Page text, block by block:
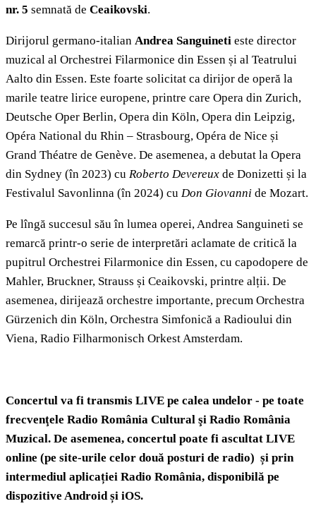
nr. 5 semnată de Ceaikovski.
Dirijorul germano-italian Andrea Sanguineti este director
muzical al Orchestrei Filarmonice din Essen și al Teatrului
Aalto din Essen. Este foarte solicitat ca dirijor de operă la
marile teatre lirice europene, printre care Opera din Zurich,
Deutsche Oper Berlin, Opera din Köln, Opera din Leipzig,
Opéra National du Rhin – Strasbourg, Opéra de Nice și
Grand Théatre de Genève. De asemenea, a debutat la Opera
din Sydney (în 2023) cu Roberto Devereux de Donizetti și la
Festivalul Savonlinna (în 2024) cu Don Giovanni de Mozart.
Pe lîngă succesul său în lumea operei, Andrea Sanguineti se
remarcă printr-o serie de interpretări aclamate de critică la
pupitrul Orchestrei Filarmonice din Essen, cu capodopere de
Mahler, Bruckner, Strauss și Ceaikovski, printre alții. De
asemenea, dirijează orchestre importante, precum Orchestra
Gürzenich din Köln, Orchestra Simfonică a Radioului din
Viena, Radio Filharmonisch Orkest Amsterdam.
Concertul va fi transmis LIVE pe calea undelor - pe toate
frecvenţele Radio România Cultural şi Radio România
Muzical. De asemenea, concertul poate fi ascultat LIVE
online (pe site-urile celor două posturi de radio) și prin
intermediul aplicației Radio România, disponibilă pe
dispozitive Android și iOS.